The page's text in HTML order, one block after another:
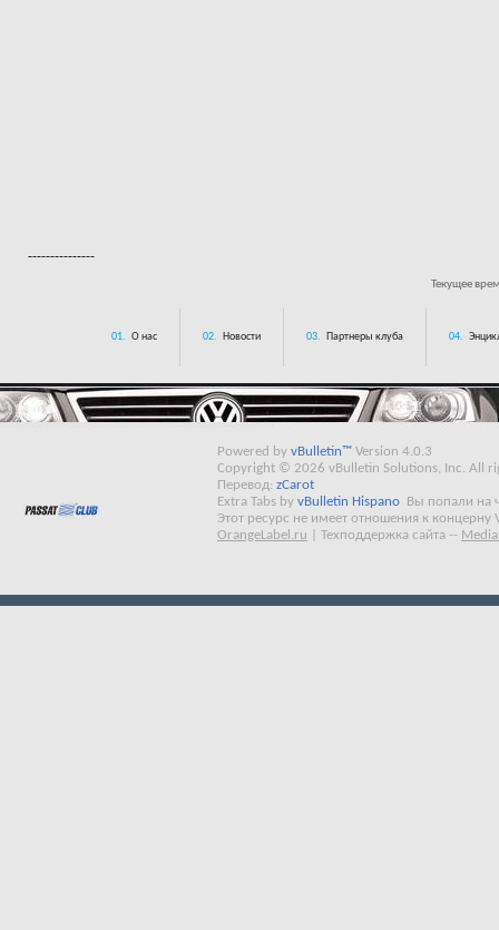
---------------
Текущее
01. О нас 02. Новости 03. Партнеры клуба 04.
Powered by vBulletin™ Version 4.0.3
Copyright © 2026 vBulletin Solutions, Inc. All
Перевод: zCarot
Extra Tabs by vBulletin Hispano
Вы попали на
Этот ресурс не имеет отношения к концерну
OrangeLabel.ru
Техподдержка сайта --